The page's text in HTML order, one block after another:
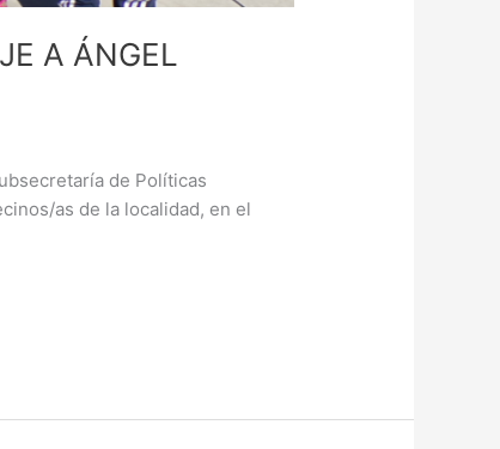
A ÁNGEL
de Políticas
as de la localidad, en el